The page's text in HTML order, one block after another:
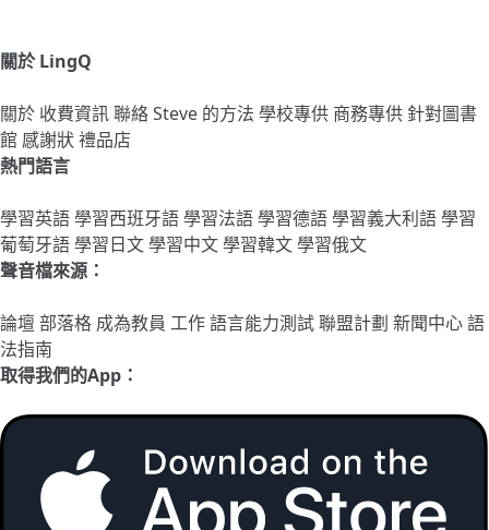
關於 LingQ
關於 收費資訊聯絡Steve 的方法 學校專供 商務專供 針對圖書
館 感謝狀禮品店
熱門語言
學習英語學習西班牙語學習法語學習德語學習義大利語學習
葡萄牙語學習日文學習中文學習韓文學習俄文
聲音檔來源：
論壇部落格 成為教員 工作語言能力測試聯盟計劃 新聞中心語
法指南
取得我們的App：